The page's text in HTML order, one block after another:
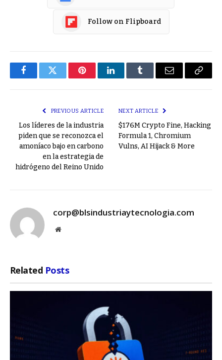
Follow on Flipboard
FacebookTwitter PinterestLinkedInTumblr Email
Copy
PREVIOUS ARTICLE
Los líderes de la industria
piden que se reconozca el
amoníaco bajo en carbono
en la estrategia de
hidrógeno del Reino Unido
NEXT ARTICLE
$176M Crypto Fine, Hacking
Formula 1, Chromium
Vulns, AI Hijack & More
corp@blsindustriaytecnologia.com
Website
Related Posts